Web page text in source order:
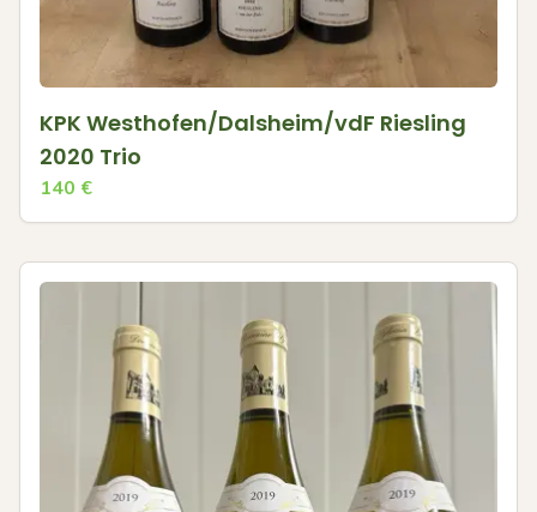
KPK Westhofen/Dalsheim/vdF Riesling
2020 Trio
140 €